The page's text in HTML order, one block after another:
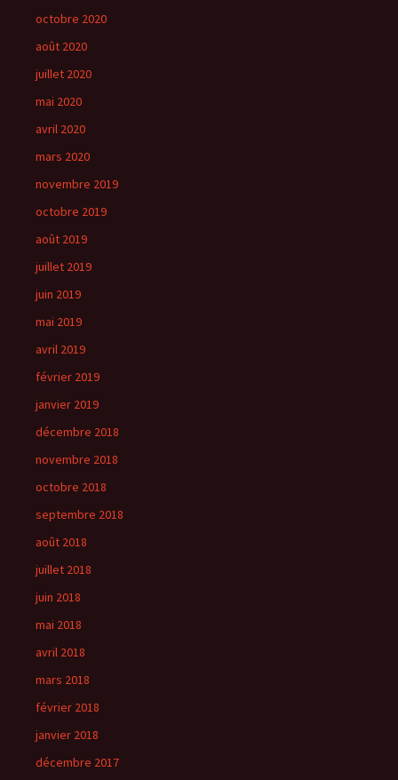
octobre 2020
août 2020
juillet 2020
mai 2020
avril 2020
mars 2020
novembre 2019
octobre 2019
août 2019
juillet 2019
juin 2019
mai 2019
avril 2019
février 2019
janvier 2019
décembre 2018
novembre 2018
octobre 2018
septembre 2018
août 2018
juillet 2018
juin 2018
mai 2018
avril 2018
mars 2018
février 2018
janvier 2018
décembre 2017